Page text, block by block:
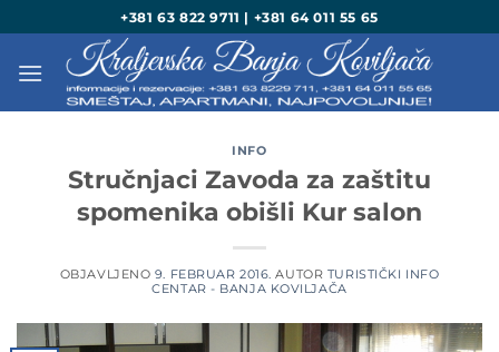
na
sadržaj
+381 63 822 9711 | +381 64 011 55 65
INFO
Stručnjaci Zavoda za zaštitu
spomenika obišli Kur salon
OBJAVLJENO 9. FEBRUAR 2016. AUTOR TURISTIČKI INFO
CENTAR - BANJA KOVILJAČA